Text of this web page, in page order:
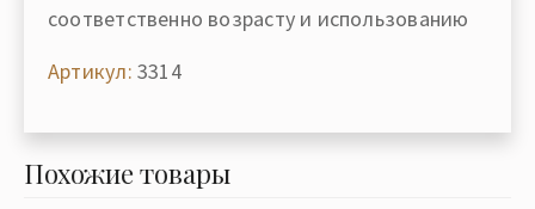
соответственно возрасту и использованию
Артикул: 3314
Похожие товары